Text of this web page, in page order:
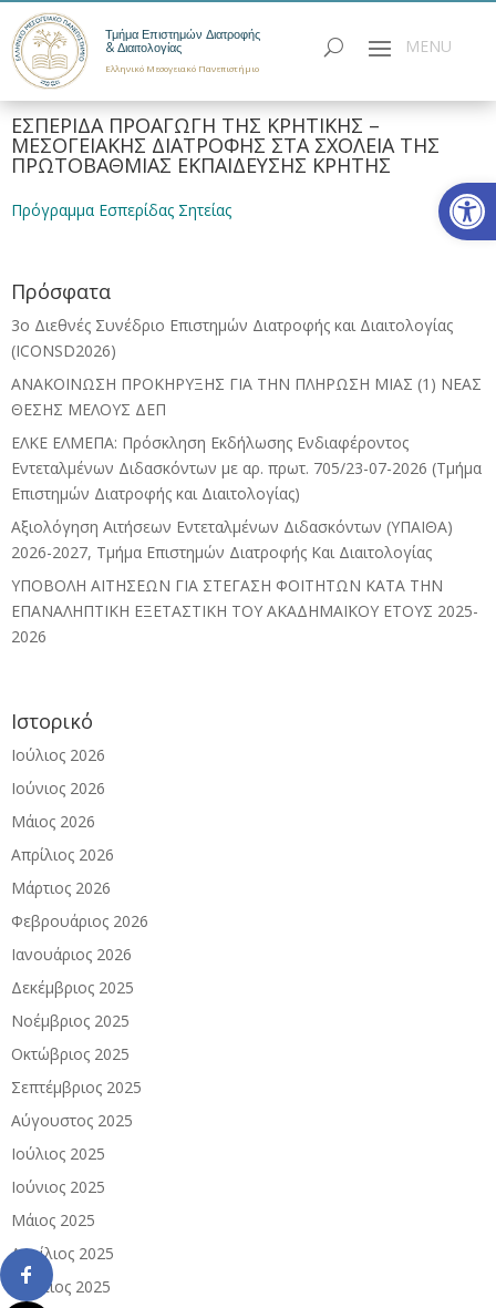
Τμήμα Επιστημών Διατροφής
& Διαιτολογίας
Ελληνικό Μεσογειακό Πανεπιστήμιο
ΕΣΠΕΡΙΔΑ ΠΡΟΑΓΩΓΗ ΤΗΣ ΚΡΗΤΙΚΗΣ –
ΜΕΣΟΓΕΙΑΚΗΣ ΔΙΑΤΡΟΦΗΣ ΣΤΑ ΣΧΟΛΕΙΑ ΤΗΣ
ΠΡΩΤΟΒΑΘΜΙΑΣ ΕΚΠΑΙΔΕΥΣΗΣ ΚΡΗΤΗΣ
Πρόγραμμα Εσπερίδας Σητείας
Πρόσφατα
3ο Διεθνές Συνέδριο Επιστημών Διατροφής και Διαιτολογίας
(ICONSD2026)
ΑΝΑΚΟΙΝΩΣΗ ΠΡΟΚΗΡΥΞΗΣ ΓΙΑ ΤΗΝ ΠΛΗΡΩΣΗ ΜΙΑΣ (1) ΝΕΑΣ
ΘΕΣΗΣ ΜΕΛΟΥΣ ΔΕΠ
ΕΛΚΕ ΕΛΜΕΠΑ: Πρόσκληση Εκδήλωσης Ενδιαφέροντος
Εντεταλμένων Διδασκόντων με αρ. πρωτ. 705/23-07-2026 (Τμήμα
Επιστημών Διατροφής και Διαιτολογίας)
Αξιολόγηση Αιτήσεων Εντεταλμένων Διδασκόντων (ΥΠΑΙΘΑ)
2026-2027, Τμήμα Επιστημών Διατροφής Και Διαιτολογίας
ΥΠΟΒΟΛΗ ΑΙΤΗΣΕΩΝ ΓΙΑ ΣΤΕΓΑΣΗ ΦΟΙΤΗΤΩΝ ΚΑΤΑ ΤΗΝ
ΕΠΑΝΑΛΗΠΤΙΚΗ ΕΞΕΤΑΣΤΙΚΗ ΤΟΥ ΑΚΑΔΗΜΑΪΚΟΥ ΕΤΟΥΣ 2025-
2026
Ιστορικό
Ιούλιος 2026
Ιούνιος 2026
Μάιος 2026
Απρίλιος 2026
Μάρτιος 2026
Φεβρουάριος 2026
Ιανουάριος 2026
Δεκέμβριος 2025
Νοέμβριος 2025
Οκτώβριος 2025
Σεπτέμβριος 2025
Αύγουστος 2025
Ιούλιος 2025
Ιούνιος 2025
Μάιος 2025
Απρίλιος 2025
Μάρτιος 2025